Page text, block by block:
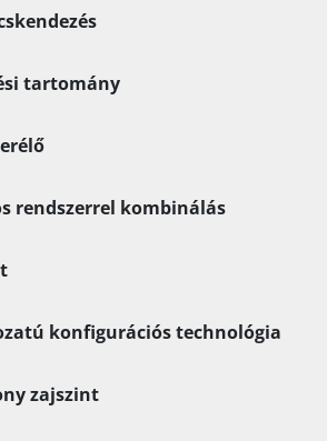
tartomány
rendszerrel kombinálás
konfigurációs technológia
zajszint